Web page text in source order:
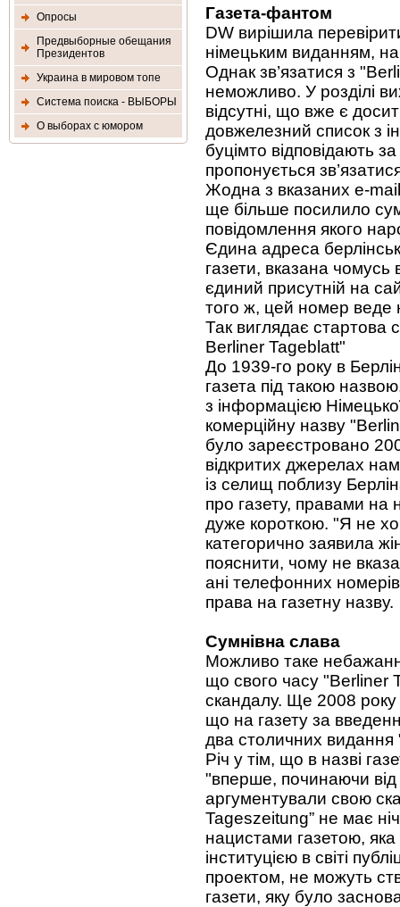
Опросы
Предвыборные обещания
Президентов
Украина в мировом топе
Система поиска - ВЫБОРЫ
О выборах с юмором
Газета-фантом
DW вирішила
німецьким виданням, на
Однак зв’язатися з
неможливо. У розділі
відсутні, що вже є
довжелезний список з
буцімто відповідають за
пропонується
Жодна з вказаних e-
ще більше посилило
повідомлення якого
Єдина адреса
газети, вказана
єдиний присутній на
того ж, цей номер веде
Так виглядає стартова
Berliner Tageblatt"
До 1939-го року в
газета під такою
з інформацією
комерційну назву
було зареєстровано
відкритих джерелах
із селищ поблизу
про газету, правами на
дуже короткою. "Я не
категорично заявила
пояснити, чому не
ані телефонних
права на газетну назву.
Сумнівна слава
Можливо таке
що свого часу "Berliner
скандалу. Ще 2008
що на газету за
два столичних
Річ у тім, що в назві
"вперше, починаючи
аргументували свою
Tageszeitung” не має
нацистами газетою,
інституцією в світі
проектом, не можуть
газети, яку було